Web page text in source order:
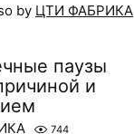
by ЦТИ ФАБРИКА
паузы
и
744